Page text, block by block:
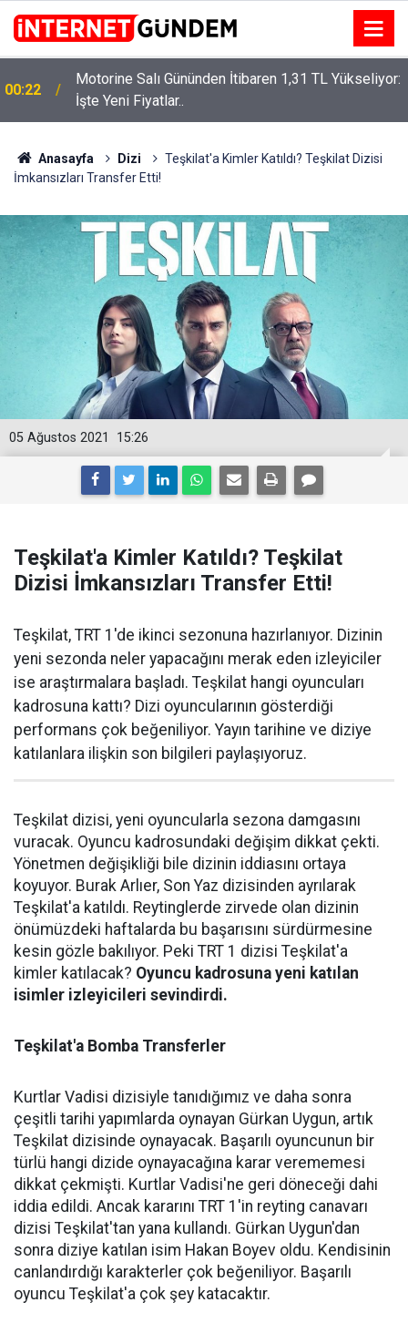
00:22
Motorine Salı Gününden İtibaren 1,31 TL Yükseliyor:
İşte Yeni Fiyatlar..
Anasayfa Dizi
Teşkilat'a Kimler Katıldı? Teşkilat Dizisi
İmkansızları Transfer Etti!
15:26
05 Ağustos 2021
Teşkilat'a Kimler Katıldı? Teşkilat
Dizisi İmkansızları Transfer Etti!
Teşkilat, TRT 1'de ikinci sezonuna hazırlanıyor. Dizinin
yeni sezonda neler yapacağını merak eden izleyiciler
ise araştırmalara başladı. Teşkilat hangi oyuncuları
kadrosuna kattı? Dizi oyuncularının gösterdiği
performans çok beğeniliyor. Yayın tarihine ve diziye
katılanlara ilişkin son bilgileri paylaşıyoruz.
Teşkilat dizisi, yeni oyuncularla sezona damgasını
vuracak. Oyuncu kadrosundaki değişim dikkat çekti.
Yönetmen değişikliği bile dizinin iddiasını ortaya
koyuyor. Burak Arlıer, Son Yaz dizisinden ayrılarak
Teşkilat'a katıldı. Reytinglerde zirvede olan dizinin
önümüzdeki haftalarda bu başarısını sürdürmesine
kesin gözle bakılıyor. Peki TRT 1 dizisi Teşkilat'a
kimler katılacak? Oyuncu kadrosuna yeni katılan
isimler izleyicileri sevindirdi.
Teşkilat'a Bomba Transferler
Kurtlar Vadisi dizisiyle tanıdığımız ve daha sonra
çeşitli tarihi yapımlarda oynayan Gürkan Uygun, artık
Teşkilat dizisinde oynayacak. Başarılı oyuncunun bir
türlü hangi dizide oynayacağına karar verememesi
dikkat çekmişti. Kurtlar Vadisi'ne geri döneceği dahi
iddia edildi. Ancak kararını TRT 1'in reyting canavarı
dizisi Teşkilat'tan yana kullandı. Gürkan Uygun'dan
sonra diziye katılan isim Hakan Boyev oldu. Kendisinin
canlandırdığı karakterler çok beğeniliyor. Başarılı
oyuncu Teşkilat'a çok şey katacaktır.